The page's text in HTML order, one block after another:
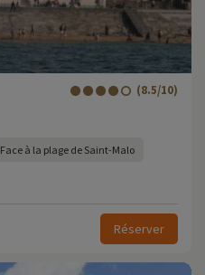
(8.5/10)
Face à la plage de Saint-Malo
Réserver